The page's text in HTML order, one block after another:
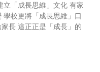
立「成長思維」文化 有家
校更將「成長思維」口
長 這正正是「成長」的